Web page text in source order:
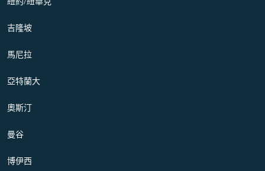
吉隆坡
馬尼拉
亞特蘭大
奧斯汀
曼谷
博伊西